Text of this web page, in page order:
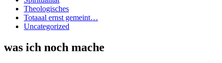
Theologisches
Totaaal ernst gemeint…
Uncategorized
was ich noch mache